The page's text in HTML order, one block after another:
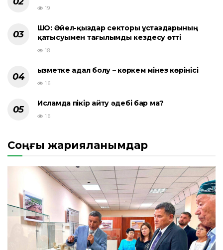
19
ШҚО: Әйел-қыздар секторы ұстаздарының
қатысуымен тағылымды кездесу өтті
18
Қызметке адал болу – көркем мінез көрінісі
16
Исламда пікір айту әдебі бар ма?
16
Соңғы жарияланымдар